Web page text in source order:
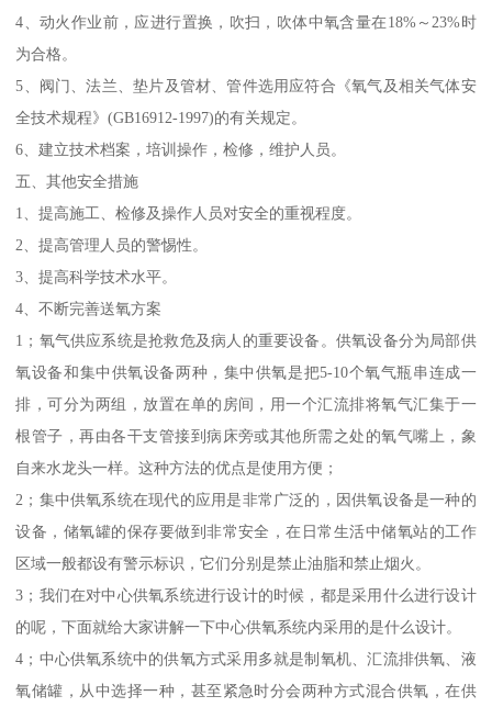
4、动火作业前，应进行置换，吹扫，吹体中氧含量在18%～23%时
为合格。
5、阀门、法兰、垫片及管材、管件选用应符合《氧气及相关气体安
全技术规程》(GB16912-1997)的有关规定。
6、建立技术档案，培训操作，检修，维护人员。
五、其他安全措施
1、提高施工、检修及操作人员对安全的重视程度。
2、提高管理人员的警惕性。
3、提高科学技术水平。
4、不断完善送氧方案
1；氧气供应系统是抢救危及病人的重要设备。供氧设备分为局部供
氧设备和集中供氧设备两种，集中供氧是把5-10个氧气瓶串连成一
排，可分为两组，放置在单的房间，用一个汇流排将氧气汇集于一
根管子，再由各干支管接到病床旁或其他所需之处的氧气嘴上，象
自来水龙头一样。这种方法的优点是使用方便；
2；集中供氧系统在现代的应用是非常广泛的，因供氧设备是一种的
设备，储氧罐的保存要做到非常安全，在日常生活中储氧站的工作
区域一般都设有警示标识，它们分别是禁止油脂和禁止烟火。
3；我们在对中心供氧系统进行设计的时候，都是采用什么进行设计
的呢，下面就给大家讲解一下中心供氧系统内采用的是什么设计。
4；中心供氧系统中的供氧方式采用多就是制氧机、汇流排供氧、液
氧储罐，从中选择一种，甚至紧急时分会两种方式混合供氧，在供